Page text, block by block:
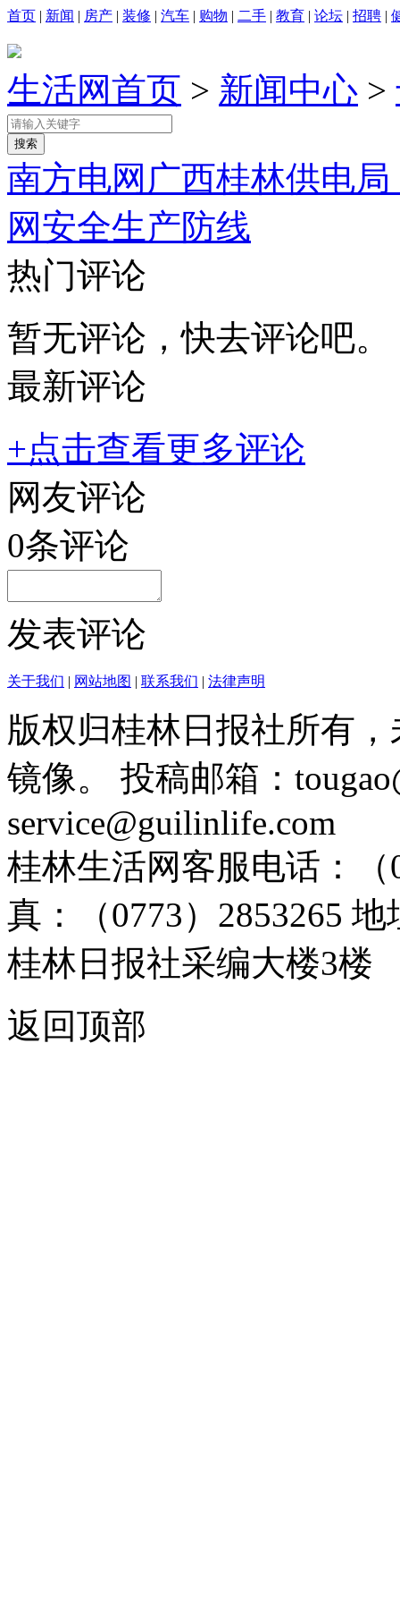
首页 | 新闻 | 房产 | 装修 | 汽车 | 购物 | 二手 | 教育 | 论坛 | 招聘 |
生活网首页 > 新闻中心 >
南方电网广西桂林供电
网安全生产防线
热门评论
暂无评论，快去评论吧。
最新评论
+点击查看更多评论
网友评论
0条评论
发表评论
关于我们 | 网站地图 | 联系我们 | 法律声明
版权归桂林日报社所有
镜像。 投稿邮箱：
service@guilinlife.com
桂林生活网客服电话：（
真：（0773）2853265
桂林日报社采编大楼3楼
返回顶部